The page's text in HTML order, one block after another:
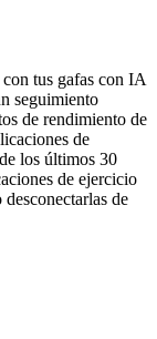
tus gafas con IA
seguimiento
de rendimiento de
de
los últimos 30
de ejercicio
de